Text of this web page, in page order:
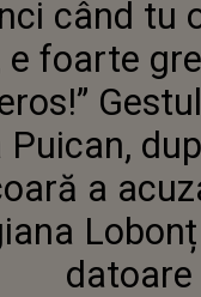
ÎNVII. E
FĂCUT DE
DUPĂ CE
ACUZAT-O
LOBONȚ
când tu
e foarte
Puican,
a
datoare